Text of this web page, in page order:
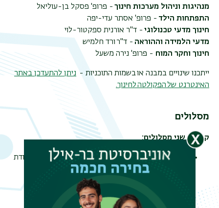
מנהיגות וניהול מערכות חינוך - פרופ' פסקל בן-עוליאל
התפתחות הילד - פרופ' אסתר עדי-יפה
חינוך מדעי טכנולוגי - ד"ר אורנית ספקטור-לוי
מדעי הלמידה וההוראה - ד"ר ורד חלמיש
חינוך וחקר המוח - פרופ' נירה משעל
ייתכנו שינויים במבנה או בשמות התוכניות - ניתן להתעדכן באתר
האינטרנט של הפקולטה לחינוך.
מסלולים
קיימים שני מסלולים:
מסלול א'- מסלול מחקר כולל ביצוע מחקר והגשת עבודת
גמר בכתב (תזה) - סיום הלימודים במסלול א' בממוצע
ציונים הגבוה מ- 88, מאפשר הגשת מועמדות לתואר